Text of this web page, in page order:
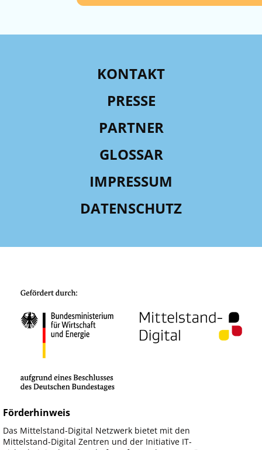
KONTAKT
PRESSE
PARTNER
GLOSSAR
IMPRESSUM
DATENSCHUTZ
Förderhinweis
Das Mittelstand-Digital Netzwerk bietet mit den
Mittelstand-Digital Zentren und der Initiative IT-